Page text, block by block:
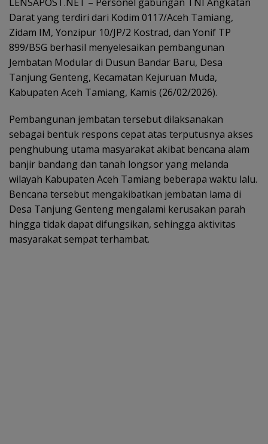
Darat yang terdiri dari Kodim 0117/Aceh Tamiang,
Zidam IM, Yonzipur 10/JP/2 Kostrad, dan Yonif TP
899/BSG berhasil menyelesaikan pembangunan
Jembatan Modular di Dusun Bandar Baru, Desa
Tanjung Genteng, Kecamatan Kejuruan Muda,
Kabupaten Aceh Tamiang, Kamis (26/02/2026).
Pembangunan jembatan tersebut dilaksanakan
sebagai bentuk respons cepat atas terputusnya akses
penghubung utama masyarakat akibat bencana alam
banjir bandang dan tanah longsor yang melanda
wilayah Kabupaten Aceh Tamiang beberapa waktu lalu.
Bencana tersebut mengakibatkan jembatan lama di
Desa Tanjung Genteng mengalami kerusakan parah
hingga tidak dapat difungsikan, sehingga aktivitas
masyarakat sempat terhambat.